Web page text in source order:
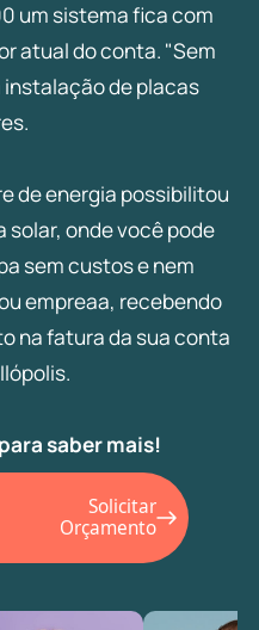
um sistema fica com
atual do conta. "Sem
de placas
de energia possibilitou
solar, onde você pode
sem custos e nem
empreaa, recebendo
na fatura da sua conta
saber mais!
Solicitar
Orçamento